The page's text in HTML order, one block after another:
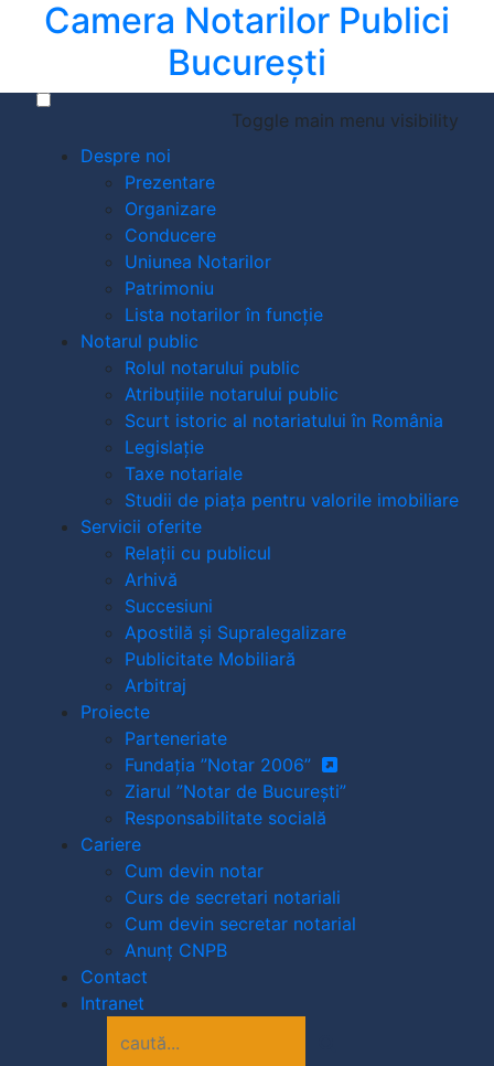
Camera Notarilor Publici
București
Toggle main menu visibility
Despre noi
Prezentare
Organizare
Conducere
Uniunea Notarilor
Patrimoniu
Lista notarilor în funcție
Notarul public
Rolul notarului public
Atribuțiile notarului public
Scurt istoric al notariatului în România
Legislație
Taxe notariale
Studii de piața pentru valorile imobiliare
Servicii oferite
Relații cu publicul
Arhivă
Succesiuni
Apostilă și Supralegalizare
Publicitate Mobiliară
Arbitraj
Proiecte
Parteneriate
Fundația ”Notar 2006”
Ziarul ”Notar de București”
Responsabilitate socială
Cariere
Cum devin notar
Curs de secretari notariali
Cum devin secretar notarial
Anunț CNPB
Contact
Intranet